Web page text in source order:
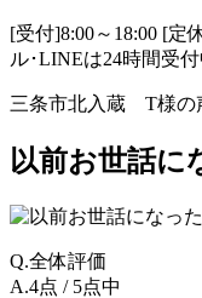
[受付]8:00～18:00 [定
ル･LINEは24時間受付
三条市北入蔵 T様の
以前お世話に
Q.全体評価
A.4点 / 5点中